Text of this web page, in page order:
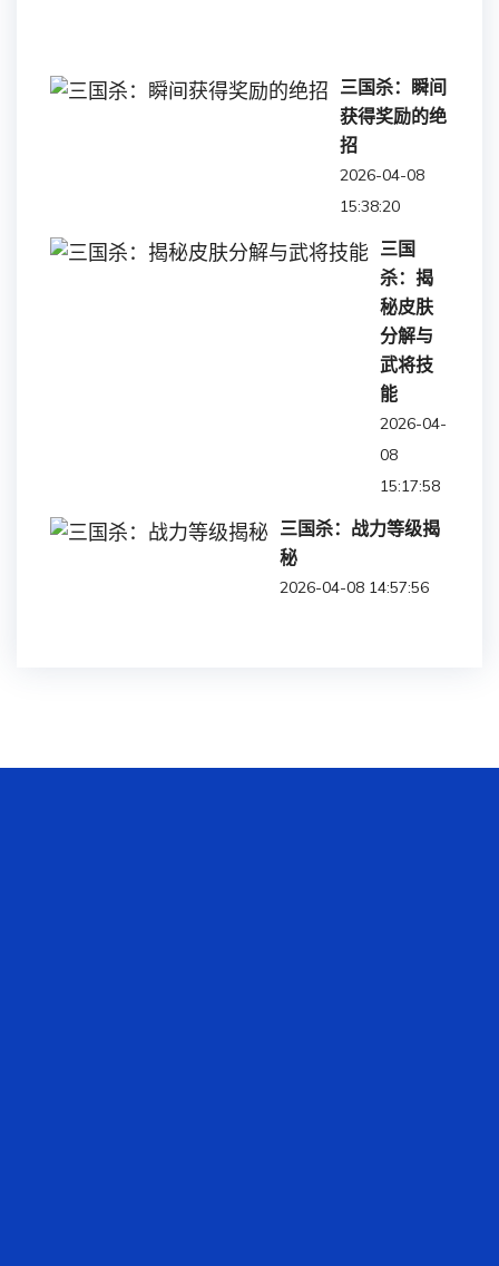
三国杀：瞬间
获得奖励的绝
招
2026-04-08
15:38:20
三国
杀：揭
秘皮肤
分解与
武将技
能
2026-04-
08
15:17:58
三国杀：战力等级揭
秘
2026-04-08 14:57:56